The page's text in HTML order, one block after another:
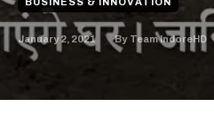
January 2, 2021 By Team IndoreHD